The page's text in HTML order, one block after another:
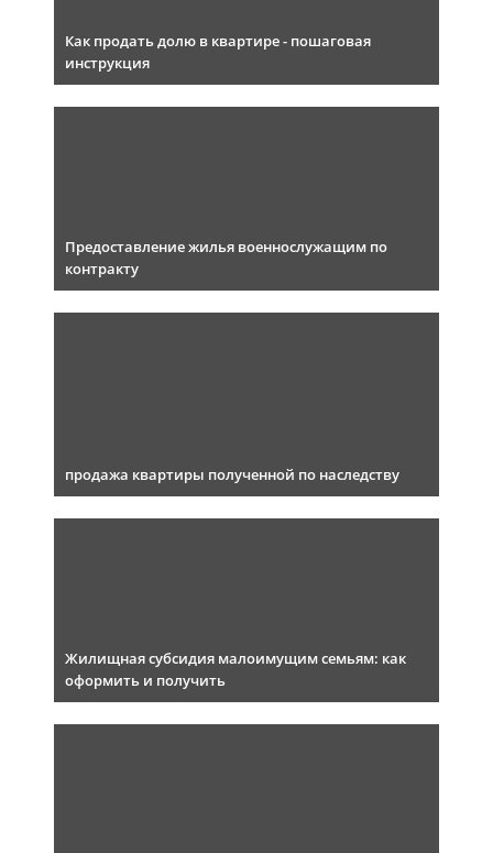
Как продать долю в квартире - пошаговая
инструкция
Предоставление жилья военнослужащим по
контракту
продажа квартиры полученной по наследству
Жилищная субсидия малоимущим семьям: как
оформить и получить